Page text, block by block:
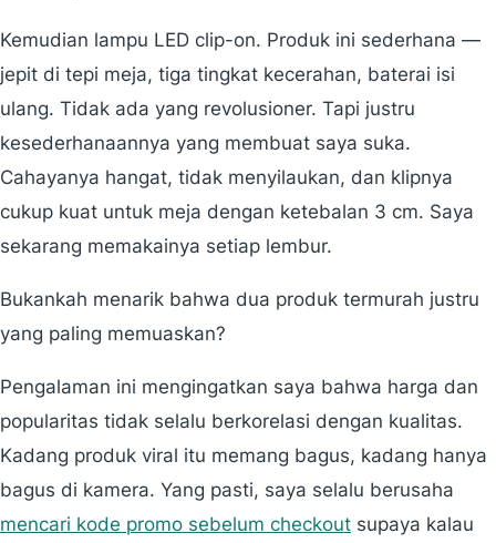
Kemudian lampu LED clip-on. Produk ini sederhana —
jepit di tepi meja, tiga tingkat kecerahan, baterai isi
ulang. Tidak ada yang revolusioner. Tapi justru
kesederhanaannya yang membuat saya suka.
Cahayanya hangat, tidak menyilaukan, dan klipnya
cukup kuat untuk meja dengan ketebalan 3 cm. Saya
sekarang memakainya setiap lembur.
Bukankah menarik bahwa dua produk termurah justru
yang paling memuaskan?
Pengalaman ini mengingatkan saya bahwa harga dan
popularitas tidak selalu berkorelasi dengan kualitas.
Kadang produk viral itu memang bagus, kadang hanya
bagus di kamera. Yang pasti, saya selalu berusaha
mencari kode promo sebelum checkout supaya kalau